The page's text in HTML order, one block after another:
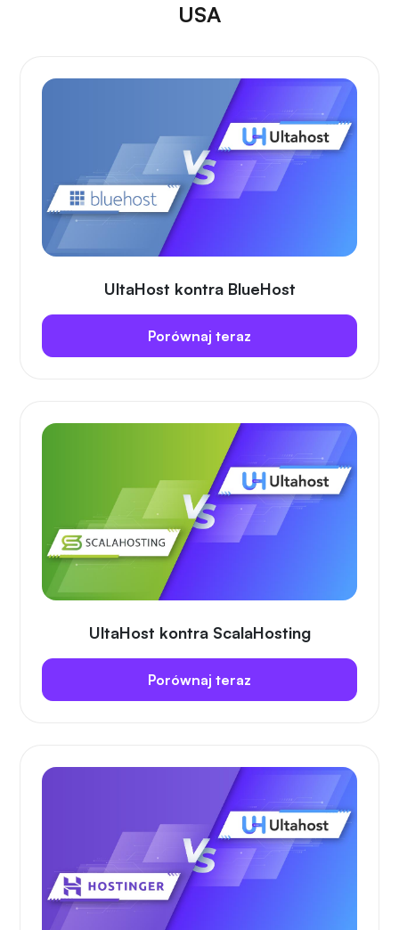
USA
UltaHost kontra BlueHost
Porównaj teraz
UltaHost kontra ScalaHosting
Porównaj teraz